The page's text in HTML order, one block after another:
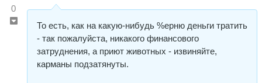
0
То есть, как на какую-нибудь %ерню деньги тратить
- так пожалуйста, никакого финансового
затруднения, а приют животных - извиняйте,
карманы подзатянуты.